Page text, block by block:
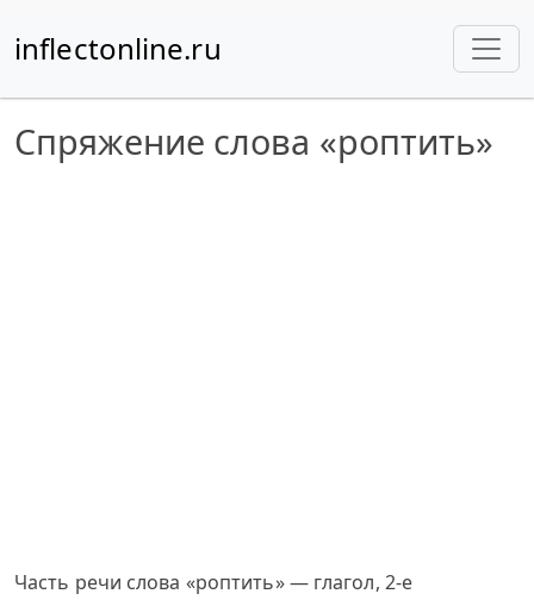
inflectonline.ru
Спряжение слова «роптить»
Часть речи слова «роптить» — глагол, 2-е